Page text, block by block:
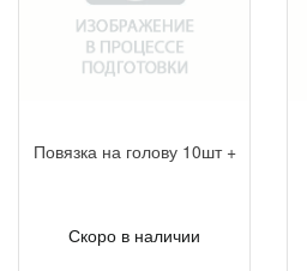
Повязка на голову 10шт +
Скоро в наличии